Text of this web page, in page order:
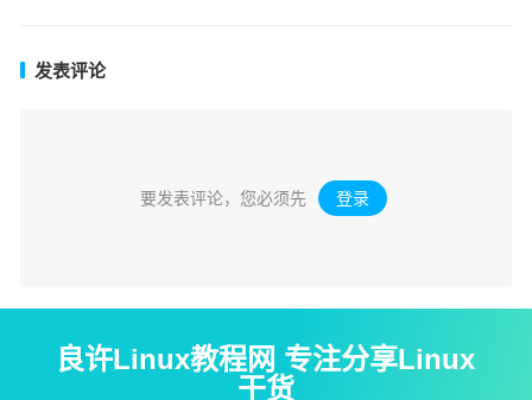
发表评论
要发表评论，您必须先 登录 。
良许Linux教程网 专注分享Linux
干货